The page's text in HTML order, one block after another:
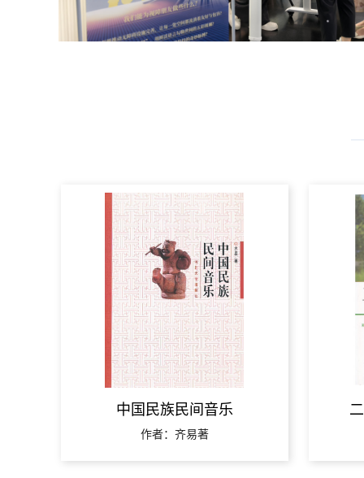
中国民族民间音乐
作者：齐易著